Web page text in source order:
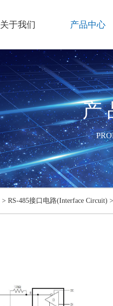
关于我们 产品中心
产
>RS-485接口电路(Interface Circuit)